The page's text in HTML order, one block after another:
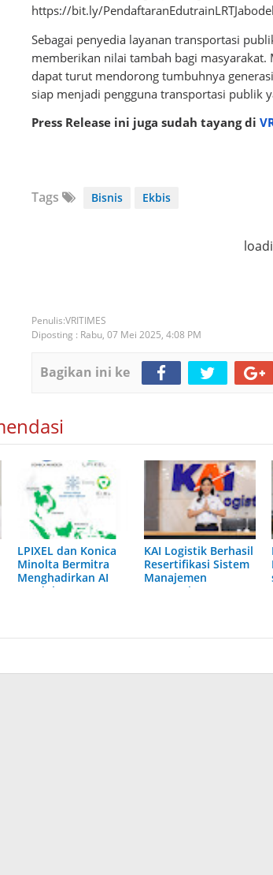
https://bit.ly/
Sebagai penyedia layanan transportasi
memberikan nilai tambah bagi masyarakat.
dapat turut mendorong tumbuhnya
siap menjadi pengguna transportasi publik
Press Release ini juga sudah tayang di
Tags Bisnis Ekbis
VRITIMES
Diposting : Rabu, 07 Mei 2025, 4:08 PM
Bagikan ini ke
LPIXEL dan Konica
Minolta Bermitra
Menghadirkan AI
Pendukung
KAI Logistik Berhasil
Resertifikasi Sistem
Manajemen
Integrasi ISO,